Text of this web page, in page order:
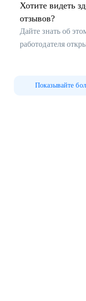
Хотите видеть
отзывов?
Дайте знать об
работодателя
Показывайте